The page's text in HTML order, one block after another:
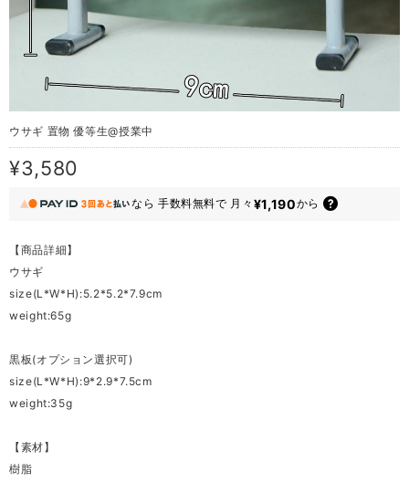
ウサギ 置物 優等生@授業中
¥3,580
なら 手数料無料で 月々 ¥1,190から
【商品詳細】
ウサギ
size(L*W*H):5.2*5.2*7.9cm
weight:65g
黒板(オプション選択可)
size(L*W*H):9*2.9*7.5cm
weight:35g
【素材】
樹脂